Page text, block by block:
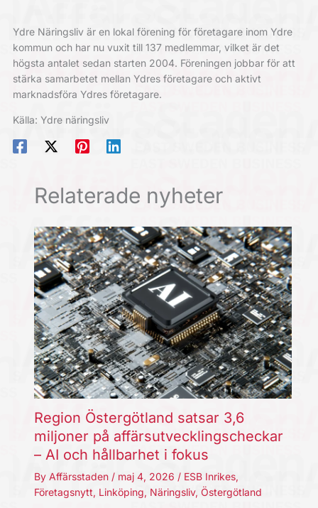
Ydre Näringsliv är en lokal förening för företagare inom Ydre
kommun och har nu vuxit till 137 medlemmar, vilket är det
högsta antalet sedan starten 2004. Föreningen jobbar för att
stärka samarbetet mellan Ydres företagare och aktivt
marknadsföra Ydres företagare.
Källa: Ydre näringsliv
Relaterade nyheter
Region Östergötland satsar 3,6
miljoner på affärsutvecklingscheckar
– AI och hållbarhet i fokus
By Affärsstaden / maj 4, 2026 / ESB Inrikes,
Företagsnytt, Linköping, Näringsliv, Östergötland